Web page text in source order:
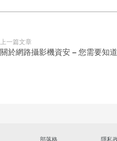
上一篇文章
關於網路攝影機資安 – 您需要知
部落格 隱私